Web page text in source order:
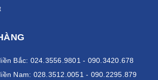
dụng chính là phân chia không gian, vị
sự riêng tư, độc lập cho mỗi cá nhân trong
thể thỏa sức mình để sáng tạo và nâng cao
vách ngăn mặt bàn The One được ưa
Bắc: 024.3556.9801 - 090.3420.678
Nam: 028.3512.0051 - 090.2295.879